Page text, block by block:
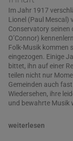
Im Jahr 1917
Lionel (Paul Mescal)
Conservatory
O’Connor)
Folk-Musik kommen
eingezogen. Einige
bittet, ihn auf einer
teilen nicht nur
Gemeinden auch
Wiedersehen, ihre
und bewahrte Musik
Für THE HISTORY
weiterlesen